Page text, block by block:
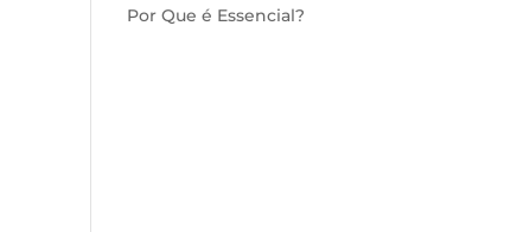
Por Que é Essencial?